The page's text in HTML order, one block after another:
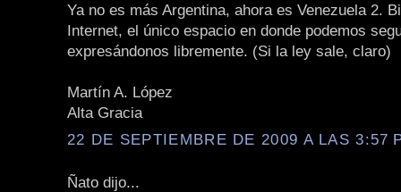
Ya no es más Argentina, ahora es Venezuela 2.
Internet, el único espacio en donde podemos
expresándonos libremente. (Si la ley sale, claro)
Martín A. López
Alta Gracia
22 DE SEPTIEMBRE DE 2009 A LAS 3:57
Ñato dijo...